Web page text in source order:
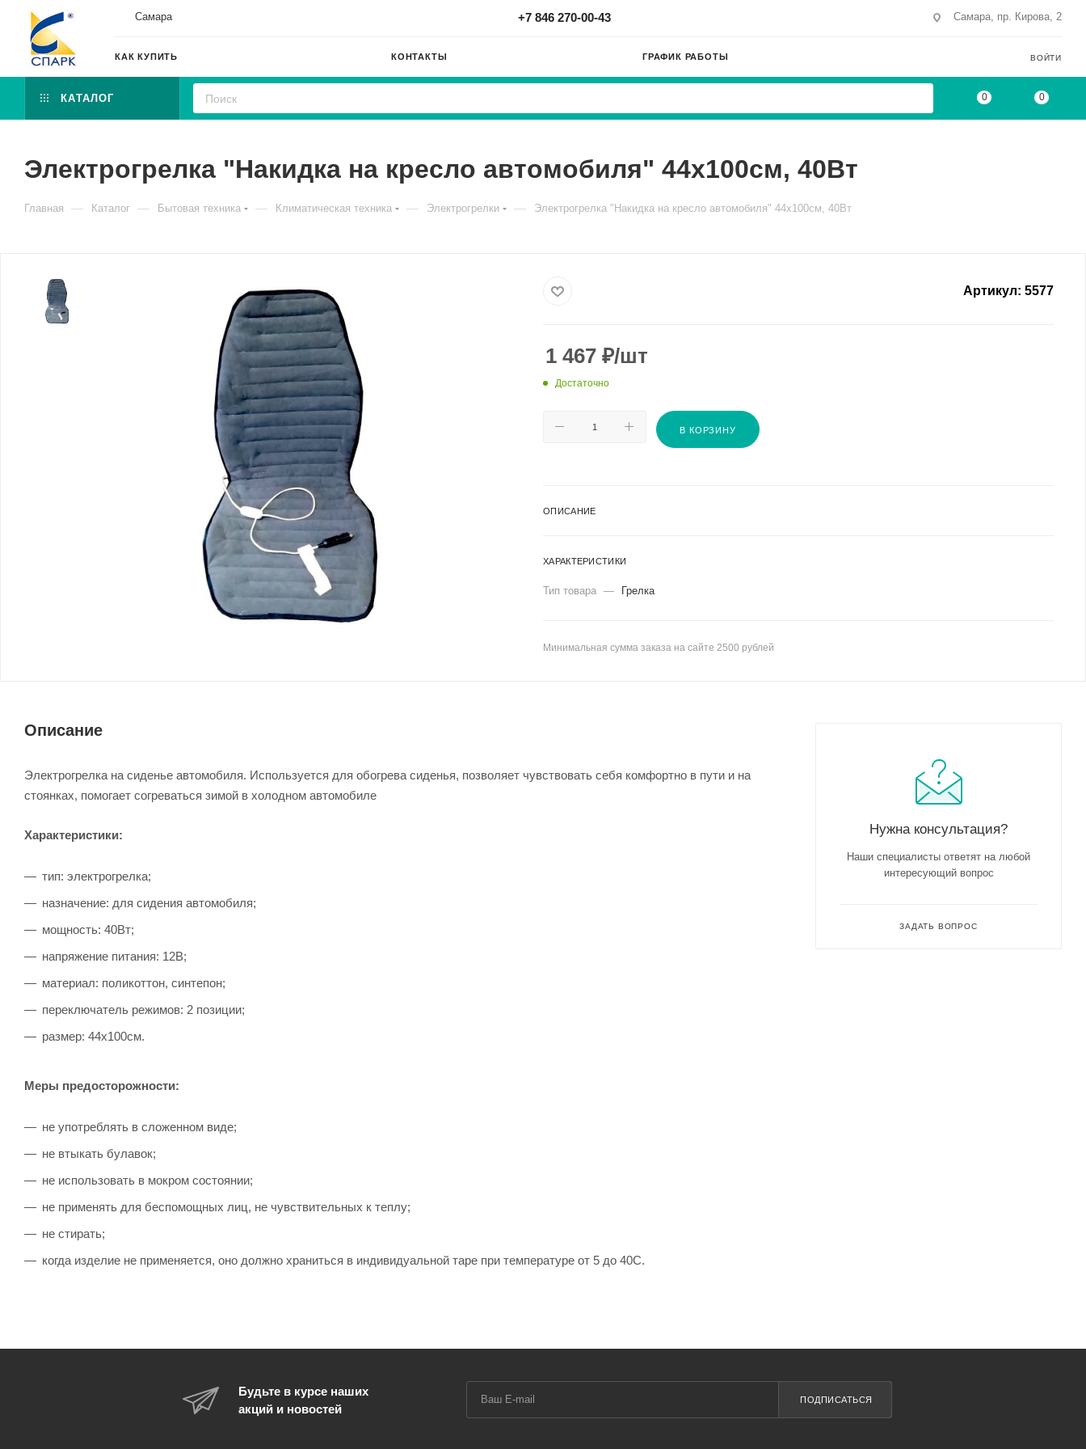
Самара +7 846 270-00-43 Самара, пр. Кирова, 2
КАК КУПИТЬ КОНТАКТЫ ГРАФИК РАБОТЫ ВОЙТИ
КАТАЛОГ 0 0
Электрогрелка "Накидка на кресло автомобиля" 44х100см, 40Вт
Главная — Каталог — Бытовая техника — Климатическая техника — Электрогрелки — Электрогрелка "Накидка на кресло автомобиля" 44х100см, 40Вт
Артикул: 5577
1 467 ₽/шт
Достаточно
В КОРЗИНУ
ОПИСАНИЕ
ХАРАКТЕРИСТИКИ
Тип товара — Грелка
Минимальная сумма заказа на сайте 2500 рублей
Описание
Электрогрелка на сиденье автомобиля. Используется для обогрева сиденья, позволяет чувствовать себя комфортно в пути и на
стоянках, помогает согреваться зимой в холодном автомобиле
Характеристики:
тип: электрогрелка;
назначение: для сидения автомобиля;
мощность: 40Вт;
напряжение питания: 12В;
материал: поликоттон, синтепон;
переключатель режимов: 2 позиции;
размер: 44х100см.
Меры предосторожности:
не употреблять в сложенном виде;
не втыкать булавок;
не использовать в мокром состоянии;
не применять для беспомощных лиц, не чувствительных к теплу;
не стирать;
когда изделие не применяется, оно должно храниться в индивидуальной таре при температуре от 5 до 40С.
Нужна консультация?
Наши специалисты ответят на любой
интересующий вопрос
ЗАДАТЬ ВОПРОС
Будьте в курсе наших
акций и новостей
ПОДПИСАТЬСЯ